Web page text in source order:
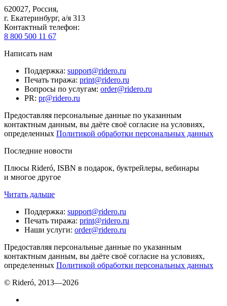
620027, Россия,
г. Екатеринбург, а/я 313
Контактный телефон:
8 800 500 11 67
Написать нам
Поддержка: support@ridero.ru
Печать тиража: print@ridero.ru
Вопросы по услугам: order@ridero.ru
PR: pr@ridero.ru
Предоставляя персональные данные по указанным
контактным данным, вы даёте своё согласие на условиях,
определенных Политикой обработки персональных данных
Последние новости
Плюсы Rideró, ISBN в подарок, буктрейлеры, вебинары
и многое другое
Читать дальше
Поддержка: support@ridero.ru
Печать тиража: print@ridero.ru
Наши услуги: order@ridero.ru
Предоставляя персональные данные по указанным
контактным данным, вы даёте своё согласие на условиях,
определенных Политикой обработки персональных данных
© Rideró, 2013—2026